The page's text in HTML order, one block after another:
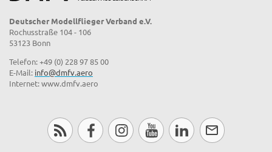
Deutscher Modellflieger Verband e.V.
Rochusstraße 104 - 106
53123 Bonn
Telefon: +49 (0) 228 97 85 00
E-Mail: info@dmfv.aero
Internet: www.dmfv.aero